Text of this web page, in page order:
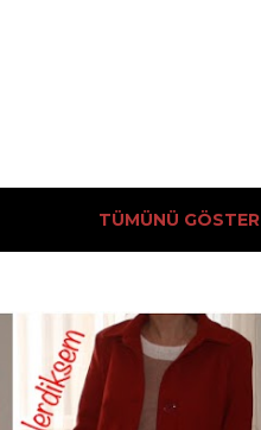
TÜMÜNÜ GÖSTER